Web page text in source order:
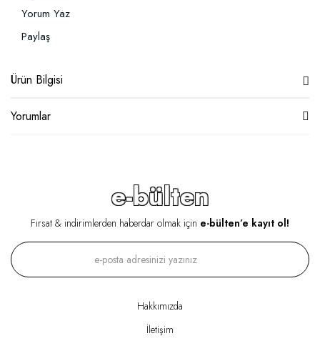
Yorum Yaz
Paylaş
Ürün Bilgisi
Yorumlar
e-bülten
Fırsat & indirimlerden haberdar olmak için e-bülten’e kayıt ol!
Hakkımızda
İletişim